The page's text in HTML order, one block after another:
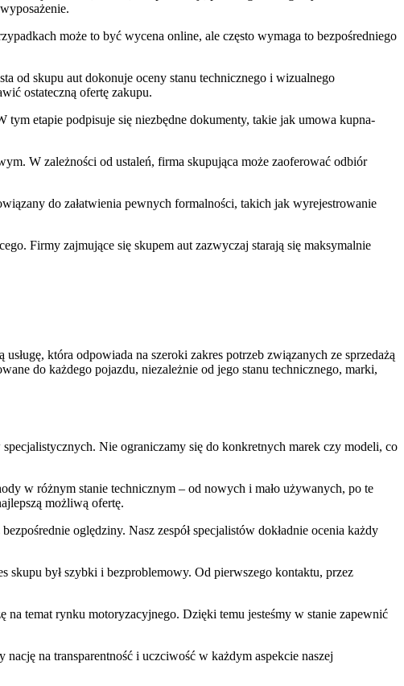
może to być wycena online, ale często wymaga to bezpośredniego
od skupu aut dokonuje oceny stanu technicznego i wizualnego
ostateczną ofertę zakupu.
tym etapie podpisuje się niezbędne dokumenty, takie jak umowa kupna-
W zależności od ustaleń, firma skupująca może zaoferować odbiór
do załatwienia pewnych formalności, takich jak wyrejestrowanie
Firmy zajmujące się skupem aut zazwyczaj starają się maksymalnie
która odpowiada na szeroki zakres potrzeb związanych ze sprzedażą
do każdego pojazdu, niezależnie od jego stanu technicznego, marki,
Nie ograniczamy się do konkretnych marek czy modeli, co
w różnym stanie technicznym – od nowych i mało używanych, po te
możliwą ofertę.
oględziny. Nasz zespół specjalistów dokładnie ocenia każdy
skupu był szybki i bezproblemowy. Od pierwszego kontaktu, przez
na temat rynku motoryzacyjnego. Dzięki temu jesteśmy w stanie zapewnić
na transparentność i uczciwość w każdym aspekcie naszej